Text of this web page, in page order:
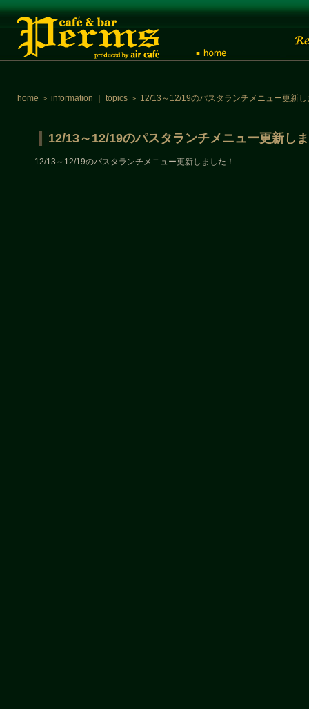
home ＞ information topics ＞ 12/13～12/19のパスタランチメニュー更新し
12/13～12/19のパスタランチメニュー更新し
12/13～12/19のパスタランチメニュー更新しました！